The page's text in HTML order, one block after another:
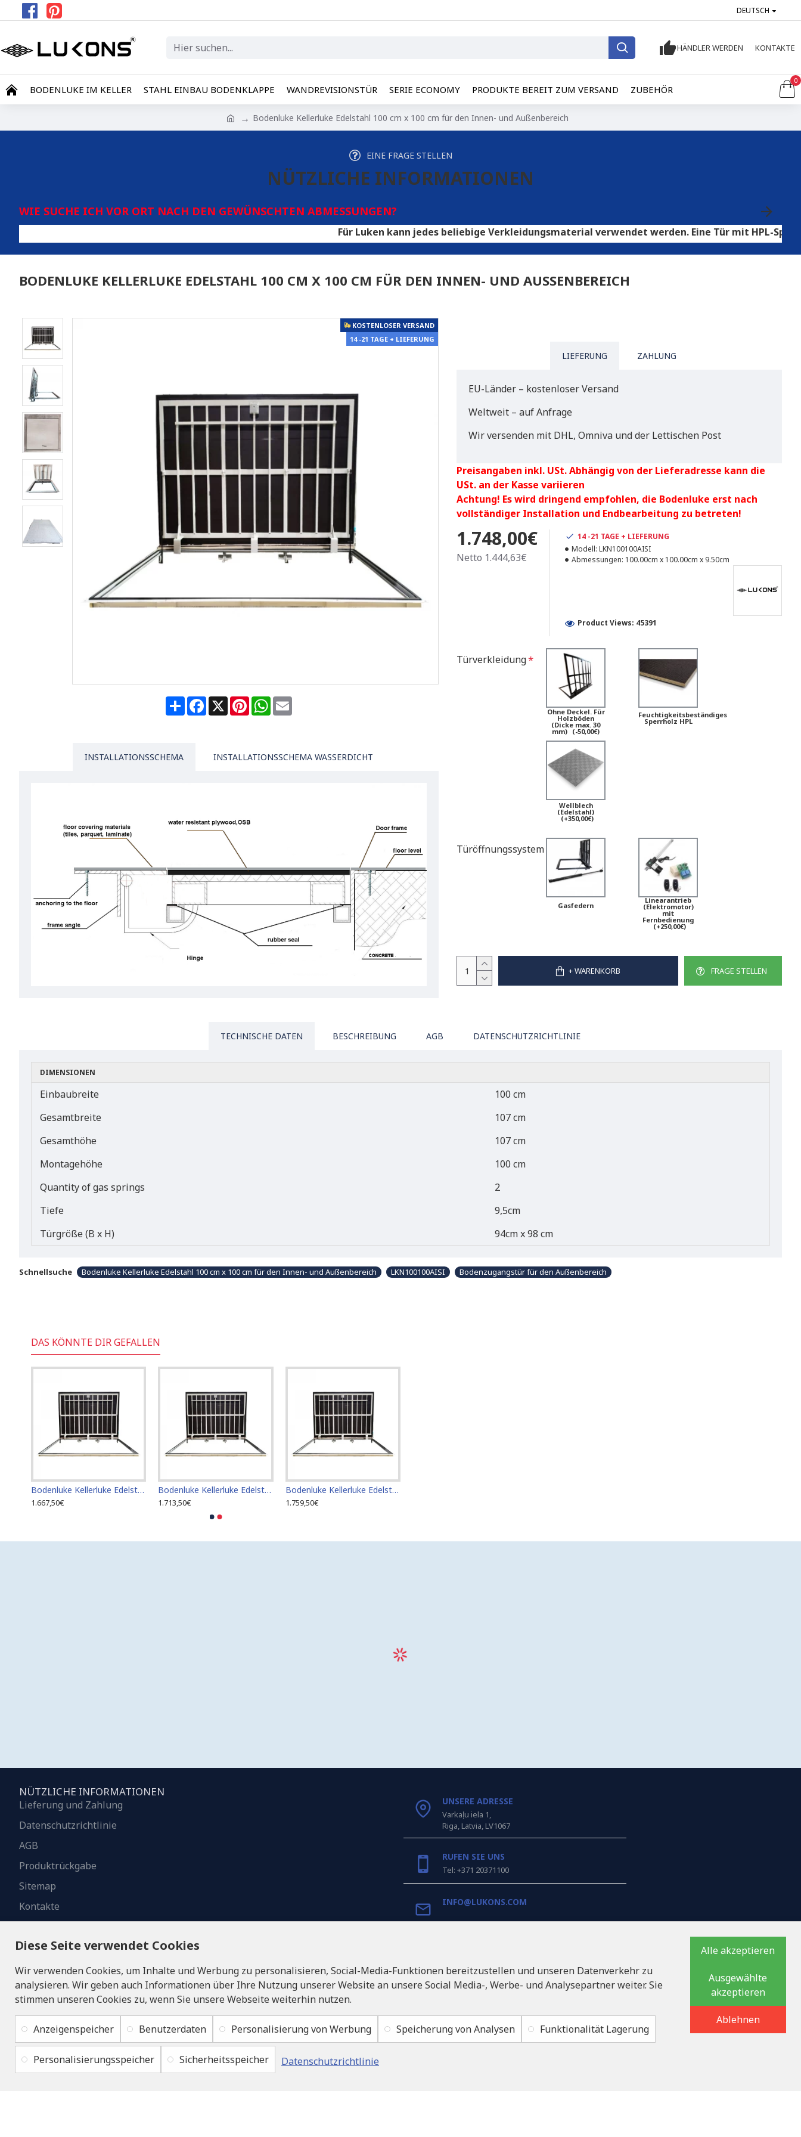
DEUTSCH
HÄNDLER WERDEN KONTAKTE
BODENLUKE IM KELLER STAHL EINBAU BODENKLAPPE WANDREVISIONSTÜR SERIE ECONOMY PRODUKTE BEREIT ZUM VERSAND ZUBEHÖR
0
Bodenluke Kellerluke Edelstahl 100 cm x 100 cm für den Innen- und Außenbereich
EINE FRAGE STELLEN
NÜTZLICHE INFORMATIONEN
WIE SUCHE ICH VOR ORT NACH DEN GEWÜNSCHTEN ABMESSUNGEN?
Für Luken kann jedes beliebige Verkleidungsmaterial verwendet werden. Eine Tür mit HPL-Sperrholz
BODENLUKE KELLERLUKE EDELSTAHL 100 CM X 100 CM FÜR DEN INNEN- UND AUSSENBEREICH
KOSTENLOSER VERSAND
14 -21 TAGE + LIEFERUNG
ShareFacebook
X PinterestWhatsApp
Email
INSTALLATIONSSCHEMA INSTALLATIONSSCHEMA WASSERDICHT
LIEFERUNG ZAHLUNG
EU-Länder – kostenloser Versand
Weltweit – auf Anfrage
Wir versenden mit DHL, Omniva und der Lettischen Post
Preisangaben inkl. USt. Abhängig von der Lieferadresse kann die
USt. an der Kasse variieren
Achtung! Es wird dringend empfohlen, die Bodenluke erst nach
vollständiger Installation und Endbearbeitung zu betreten!
1.748,00€
Netto 1.444,63€
14 -21 TAGE + LIEFERUNG
Modell: LKN100100AISI
Abmessungen: 100.00cm x 100.00cm x 9.50cm
Product Views: 45391
Türverkleidung
Ohne Deckel. Für
Holzböden
(Dicke max. 30
mm) (-50,00€)
Feuchtigkeitsbeständiges
Sperrholz HPL
Wellblech
(Edelstahl)
(+350,00€)
Türöffnungssystem
Gasfedern
Linearantrieb
(Elektromotor)
mit
Fernbedienung
(+250,00€)
+ WARENKORB FRAGE STELLEN
TECHNISCHE DATEN BESCHREIBUNG AGB DATENSCHUTZRICHTLINIE
DIMENSIONEN
Einbaubreite
100 cm
Gesamtbreite
107 cm
Gesamthöhe
107 cm
Montagehöhe
100 cm
Quantity of gas springs
2
Tiefe
9,5cm
Türgröße (B x H)
94cm x 98 cm
Schnellsuche Bodenluke Kellerluke Edelstahl 100 cm x 100 cm für den Innen- und Außenbereich LKN100100AISI Bodenzugangstür für den Außenbereich
DAS KÖNNTE DIR GEFALLEN
Bodenluke Kellerluke Edelstahl 60 cm x 110 cm für den Innen- und Außenbereich
1.667,50€
Bodenluke Kellerluke Edelstahl 60 cm x 120 cm für den Innen- und Außenbereich
1.713,50€
Bodenluke Kellerluke Edelstahl 60 cm x 130 cm für den Innen- und Außenbereich
1.759,50€
NÜTZLICHE INFORMATIONEN
Lieferung und Zahlung
Datenschutzrichtlinie
AGB
Produktrückgabe
Sitemap
Kontakte
UNSERE ADRESSE
Varkaļu iela 1,
Riga, Latvia, LV1067
RUFEN SIE UNS
Tel: +371 20371100
INFO@LUKONS.COM
Reg. Nr. 40103717618
Umsatzsteuer-Identifikationsnummer
1046
Copyright © 2019 - 2026, lukons.com, Alle Rechte vorbehalten
Diese Seite verwendet Cookies
Wir verwenden Cookies, um Inhalte und Werbung zu personalisieren, Social-Media-Funktionen bereitzustellen und unseren Datenverkehr zu
analysieren. Wir geben auch Informationen über Ihre Nutzung unserer Website an unsere Social Media-, Werbe- und Analysepartner weiter. Sie
stimmen unseren Cookies zu, wenn Sie unsere Webseite weiterhin nutzen.
Anzeigenspeicher Benutzerdaten Personalisierung von Werbung Speicherung von Analysen Funktionalität Lagerung
Personalisierungsspeicher Sicherheitsspeicher Datenschutzrichtlinie
Alle akzeptieren
Ausgewählte
akzeptieren
Ablehnen